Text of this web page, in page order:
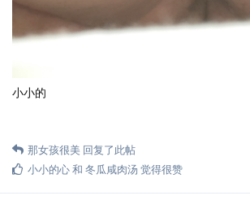
小小的
那女孩很美 回复了此帖
小小的心和 冬瓜咸肉汤 觉得很赞